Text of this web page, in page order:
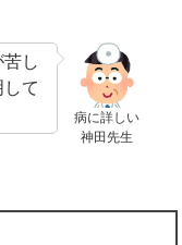
病に詳しい
神田先生
し
て